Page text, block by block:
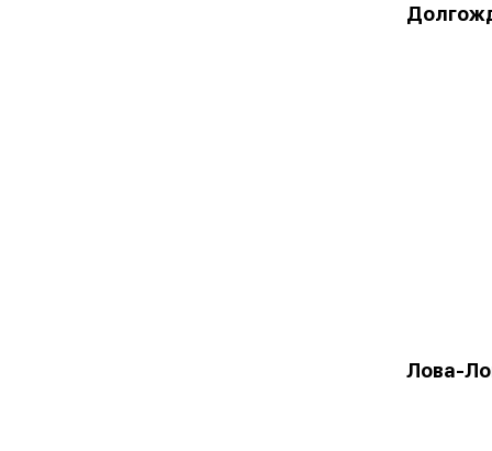
Лова-